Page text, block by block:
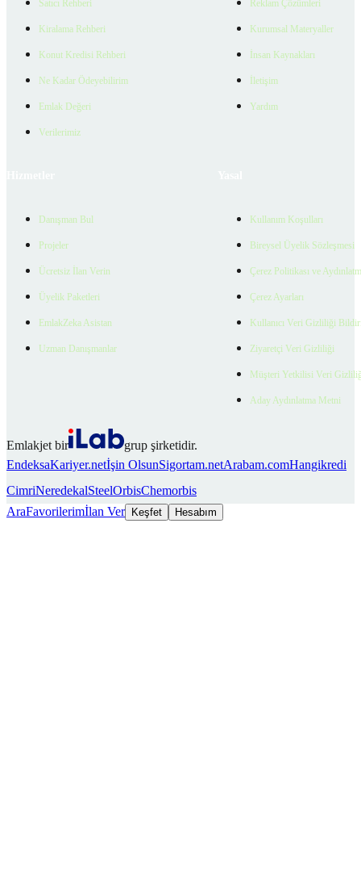
Satıcı Rehberi
Kiralama Rehberi
Konut Kredisi Rehberi
Ne Kadar Ödeyebilirim
Emlak Değeri
Verilerimiz
Reklam Çözümleri
Kurumsal Materyaller
İnsan Kaynakları
İletişim
Yardım
Danışman Bul
Projeler
Ücretsiz İlan Verin
Üyelik Paketleri
EmlakZeka Asistan
Uzman Danışmanlar
Kullanım Koşulları
Bireysel Üyelik Sözleşmesi
Çerez Politikası ve
Çerez Ayarları
Kullanıcı Veri Gizliliği
Ziyaretçi Veri Gizliliği
Müşteri Yetkilisi Veri
Aday Aydınlatma Metni
Emlakjet bir
grup şirketidir.
EndeksaKariyer.netİşin OlsunSigortam.netArabam.comHangikredi
CimriNeredekalSteelOrbisChemorbis
AraFavorilerimİlan Ver Keşfet Hesabım